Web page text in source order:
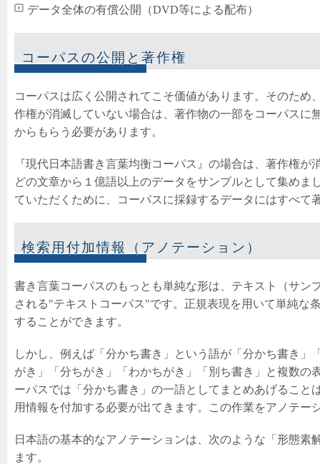
データ全体の有償公開（DVD等による配布）
コーパスの公開と著作権
コーパスは広く公開されてこそ価値があります。そのため
作権が消滅していない場合は、著作物の一部をコーパスに
からもらう必要があります。
『現代日本語書き言葉均衡コーパス』の場合は、著作権
どの文章から１億語以上のデータをサンプルとして集めま
ていただくために、コーパスに採録するデータにはすべて
検索用付加情報（アノテーション）
書き言葉コーパスのもっとも単純な形は、テキスト（サン
される"テキストコーパス"です。正規表現を用いて単純な
することができます。
しかし、例えば「分かち書き」という語が「分かち書き」
がき」「分ちがき」「わかちがき」「別ち書き」と複数の
ーパスでは「分かち書き」の一語としてまとめあげること
用情報を付加する必要が出てきます。この作業をアノテー
日本語の基本的なアノテーションは、次のような「形態素
ます。